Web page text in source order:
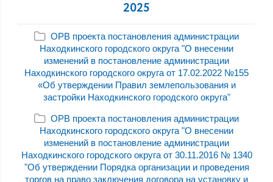
2025
ОРВ проекта постановления администрации
Находкинского городского округа "О внесении
изменений в постановление администрации
Находкинского городского округа от 17.02.2022 №155
«Об утверждении Правил землепользования и
застройки Находкинского городского округа"
ОРВ проекта постановления администрации
Находкинского городского округа "О внесении
изменений в постановление администрации
Находкинского городского округа от 30.11.2016 № 1340
"Об утверждении Порядка организации и проведения
торгов на право заключения договора на установку и